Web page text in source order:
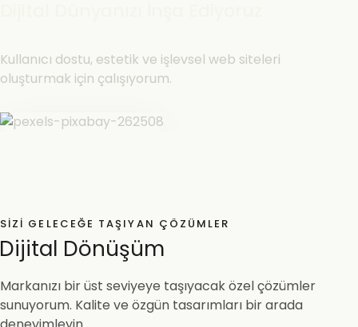
Kullanıcı dostu, estetik ve işlevsel web siteleri
oluşturmak için çalışıyorum.
SIZI GELECEĞE TAŞIYAN ÇÖZÜMLER
Dijital Dönüşüm
Markanızı bir üst seviyeye taşıyacak özel çözümler
sunuyorum. Kalite ve özgün tasarımları bir arada